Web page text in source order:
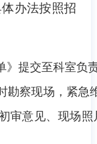
办法按照招
》提交至科室负
勘察现场，紧
审意见、现场